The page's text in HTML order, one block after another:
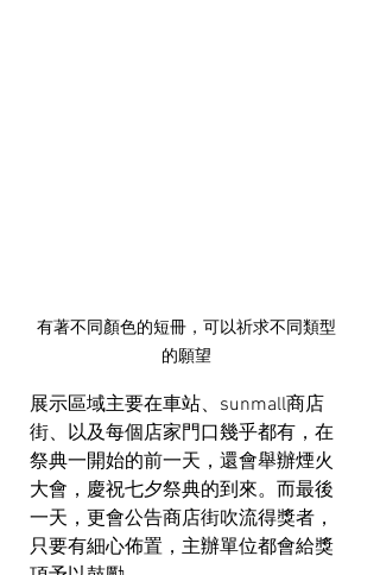
有著不同顏色的短冊，可以祈求不同類型
的願望
展示區域主要在車站、sunmall商店
街、以及每個店家門口幾乎都有，在
祭典一開始的前一天，還會舉辦煙火
大會，慶祝七夕祭典的到來。而最後
一天，更會公告商店街吹流得獎者，
只要有細心佈置，主辦單位都會給獎